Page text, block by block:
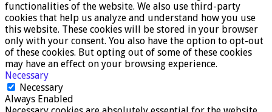
functionalities of the website. We also use third-party
cookies that help us analyze and understand how you use
this website. These cookies will be stored in your browser
only with your consent. You also have the option to opt-out
of these cookies. But opting out of some of these cookies
may have an effect on your browsing experience.
Necessary
Necessary
Always Enabled